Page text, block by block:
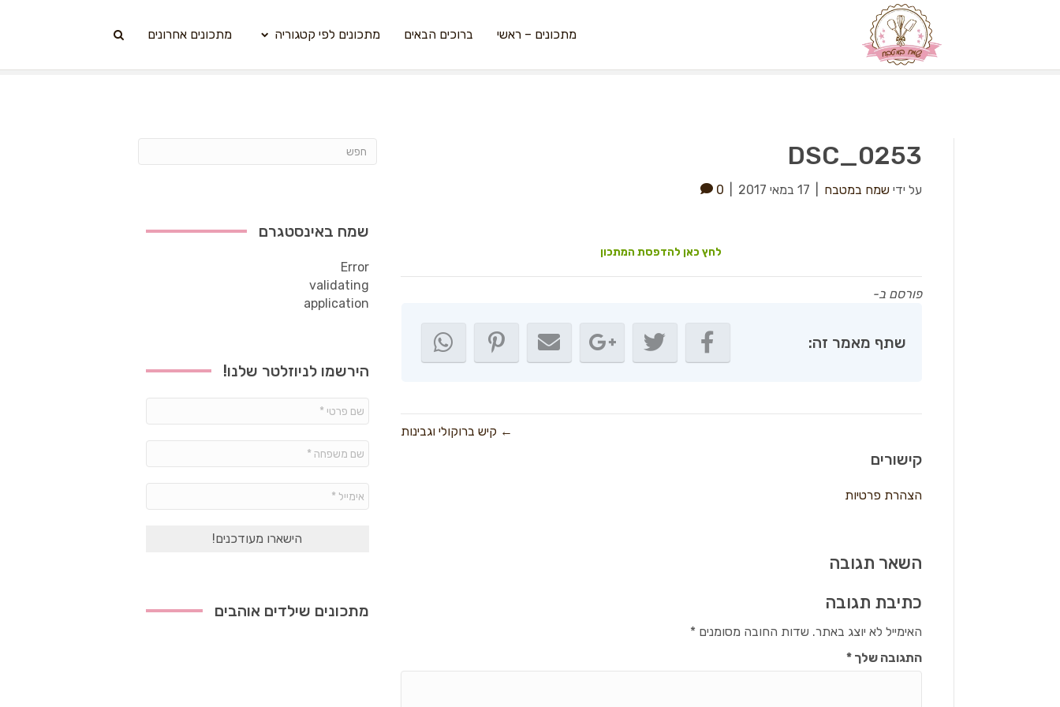
מתכונים – ראשי ברוכים הבאים מתכונים לפי קטגוריה מתכונים אחרונים
DSC_0253
על ידי שמח במטבח 17 במאי 2017 0
לחץ כאן להדפסת המתכון
פורסם ב-
שתף מאמר זה:
← קיש ברוקולי וגבינות
קישורים
הצהרת פרטיות
השאר תגובה
כתיבת תגובה
האימייל לא יוצג באתר. שדות החובה מסומנים*
התגובה שלך*
שמח באינסטגרם
Error
validating
application
הירשמו לניוזלטר שלנו!
פרטי
משפחה
*
מתכונים שילדים אוהבים